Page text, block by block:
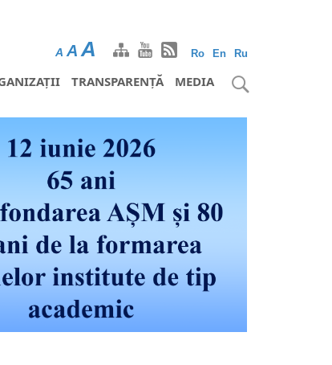
Ro En Ru
A A A
TRANSPARENȚĂ MEDIA